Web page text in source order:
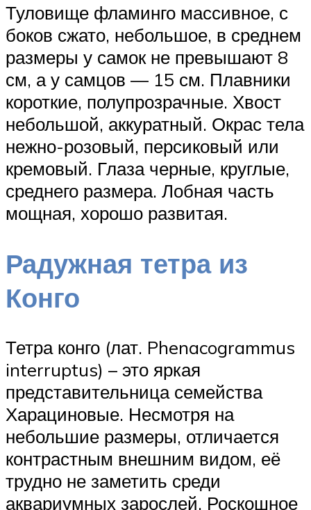
Туловище фламинго массивное, с
боков сжато, небольшое, в среднем
размеры у самок не превышают 8
см, а у самцов — 15 см. Плавники
короткие, полупрозрачные. Хвост
небольшой, аккуратный. Окрас тела
нежно-розовый, персиковый или
кремовый. Глаза черные, круглые,
среднего размера. Лобная часть
мощная, хорошо развитая.
Радужная тетра из
Конго
Тетра конго (лат. Phenacogrammus
interruptus) – это яркая
представительница семейства
Харациновые. Несмотря на
небольшие размеры, отличается
контрастным внешним видом, её
трудно не заметить среди
аквариумных зарослей. Роскошное